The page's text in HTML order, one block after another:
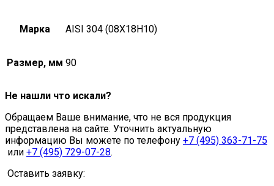
Марка AISI 304 (08Х18Н10)
Размер, мм 90
Не нашли что искали?
Обращаем Ваше внимание, что не вся продукция
представлена на сайте. Уточнить актуальную
информацию Вы можете по телефону +7 (495) 363-71-75
или +7 (495) 729-07-28.
Оставить заявку: